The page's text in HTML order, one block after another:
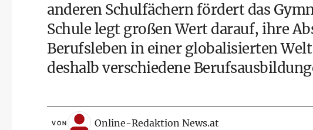
anderen Schulfächern fördert das
Schulelegt großen Wert darauf, ihre
Berufsleben in einer globalisierten
deshalb verschiedene
VON Online-Redaktion News.at